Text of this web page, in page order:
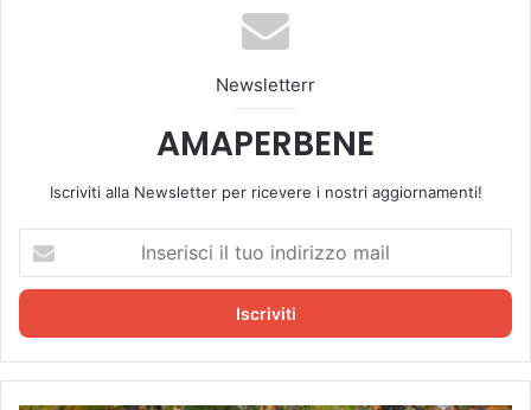
ok be
Newsletterr
AMAPERBENE
Iscriviti alla Newsletter per ricevere i nostri aggiornamenti!
s
r
i